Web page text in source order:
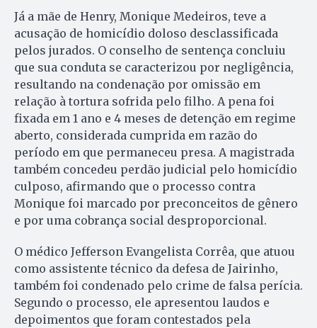
Já a mãe de Henry, Monique Medeiros, teve a
acusação de homicídio doloso desclassificada
pelos jurados. O conselho de sentença concluiu
que sua conduta se caracterizou por negligência,
resultando na condenação por omissão em
relação à tortura sofrida pelo filho. A pena foi
fixada em 1 ano e 4 meses de detenção em regime
aberto, considerada cumprida em razão do
período em que permaneceu presa. A magistrada
também concedeu perdão judicial pelo homicídio
culposo, afirmando que o processo contra
Monique foi marcado por preconceitos de gênero
e por uma cobrança social desproporcional.
O médico Jefferson Evangelista Corrêa, que atuou
como assistente técnico da defesa de Jairinho,
também foi condenado pelo crime de falsa perícia.
Segundo o processo, ele apresentou laudos e
depoimentos que foram contestados pela